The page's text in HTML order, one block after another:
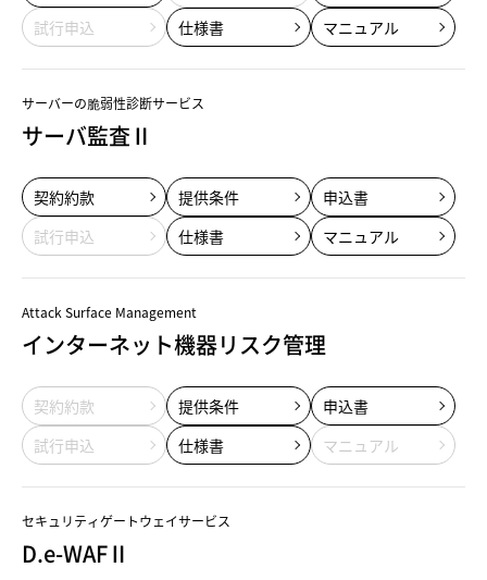
試行申込
仕様書 マニュアル
サーバーの脆弱性診断サービス
サーバ監査Ⅱ
契約約款 提供条件
申込書
試行申込
仕様書 マニュアル
Attack Surface Management
インターネット機器リスク管理
契約約款 提供条件
申込書
試行申込
仕様書 マニュアル
セキュリティゲートウェイサービス
D.e-WAFⅡ